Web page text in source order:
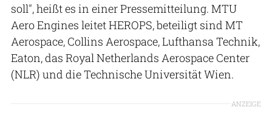
soll", heißt es in einer Pressemitteilung. MTU
Aero Engines leitet HEROPS, beteiligt sind MT
Aerospace, Collins Aerospace, Lufthansa Technik,
Eaton, das Royal Netherlands Aerospace Center
(NLR) und die Technische Universität Wien.
ANZEIGE